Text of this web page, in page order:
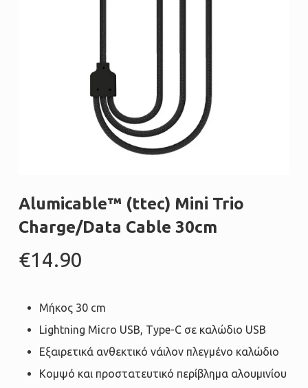
Alumicable™ (ttec) Mini Trio
Charge/Data Cable 30cm
€14.90
Μήκος 30 cm
Lightning Micro USB, Type-C σε καλώδιο USB
Εξαιρετικά ανθεκτικό νάιλον πλεγμένο καλώδιο
Κομψό και προστατευτικό περίβλημα αλουμινίου